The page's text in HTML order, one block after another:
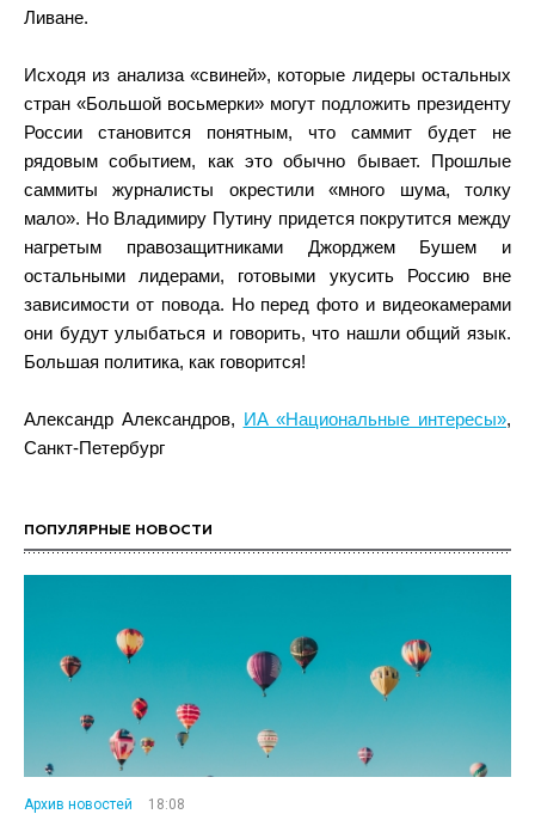
Ливане.
Исходя из анализа «свиней», которые лидеры остальных
стран «Большой восьмерки» могут подложить президенту
России становится понятным, что саммит будет не
рядовым событием, как это обычно бывает. Прошлые
саммиты журналисты окрестили «много шума, толку
мало». Но Владимиру Путину придется покрутится между
нагретым правозащитниками Джорджем Бушем и
остальными лидерами, готовыми укусить Россию вне
зависимости от повода. Но перед фото и видеокамерами
они будут улыбаться и говорить, что нашли общий язык.
Большая политика, как говорится!
Александр Александров, ИА «Национальные интересы»,
Санкт-Петербург
ПОПУЛЯРНЫЕ НОВОСТИ
Архив новостей
18:08